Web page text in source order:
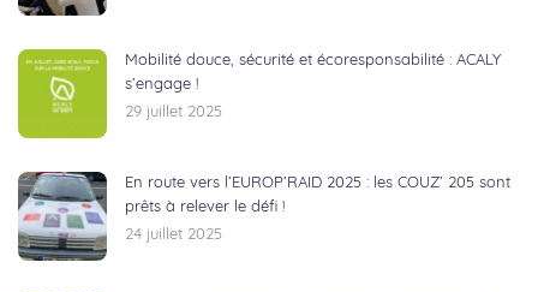
Mobilité douce, sécurité et écoresponsabilité : ACALY
s’engage !
29 juillet 2025
En route vers l’EUROP’RAID 2025 : les COUZ’ 205 sont
prêts à relever le défi !
24 juillet 2025